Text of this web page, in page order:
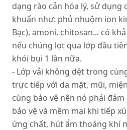
dạng rào cản hóa lý, sử dụng
khuẩn như: phủ nhuộm ion
Bạc), amoni, chitosan... có
nếu chúng lọt qua lớp đầu
khói bụi 1 lần nữa.
- Lớp vải không dệt trong
trực tiếp với da mặt, mũi,
cùng bảo vệ nên nó phải
bảo vệ và mềm mại khi tiếp
ứng chất, hút ẩm thoáng khí